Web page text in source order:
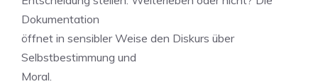
Dokumentation
öffnet in sensibler Weise den Diskurs über
Selbstbestimmung und
Moral.